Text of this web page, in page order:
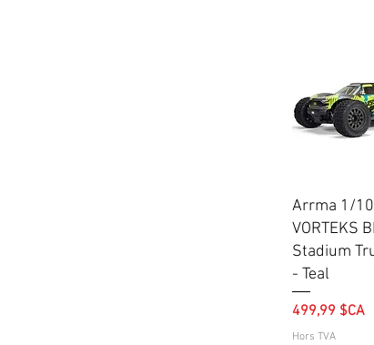
Aperçu
Arrma 1/10
VORTEKS
Stadium
- Teal
Prix
499,99 $CA
Hors TVA